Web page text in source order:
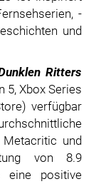
-
und
Ritters
5, Xbox Series
verfügbar
und
von 8.9
eine positive